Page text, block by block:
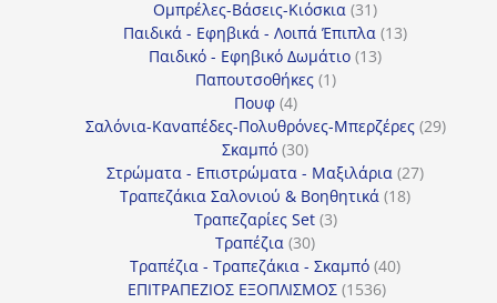
Ομπρέλες-Βάσεις-Κιόσκια 3131
προϊόντα
Παιδικά - Εφηβικά - Λοιπά Έπιπλα 1313
Παιδικό - Εφηβικό Δωμάτιο 1313
Παπουτσοθήκες 11
Πουφ 44
προϊόντα
Σαλόνια-Καναπέδες-Πολυθρόνες-Μπερζέρες 2929
Σκαμπό 3030
προϊόντα
Στρώματα - Επιστρώματα - Μαξιλάρια 2727
Τραπεζάκια Σαλονιού & Βοηθητικά 1818
Τραπεζαρίες Set 33
Τραπέζια 3030
προϊόντα
Τραπέζια - Τραπεζάκια - Σκαμπό 4040
ΕΠΙΤΡΑΠΕΖΙΟΣ ΕΞΟΠΛΙΣΜΟΣ 15361536